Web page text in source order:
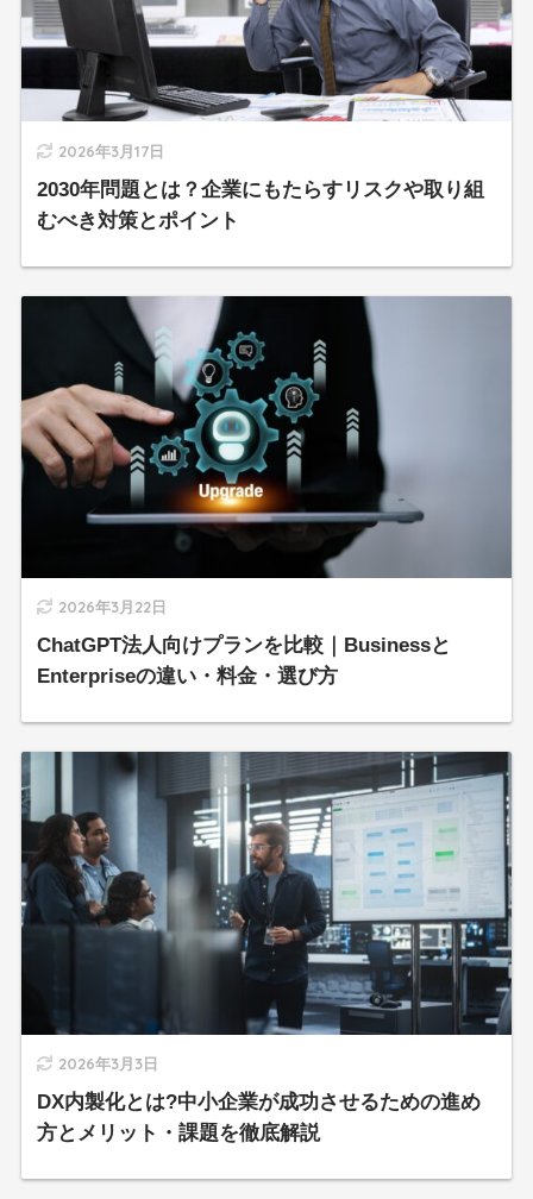
2026年3月17日
2030年問題とは？企業にもたらすリスクや取り組
むべき対策とポイント
2026年3月22日
ChatGPT法人向けプランを比較｜Businessと
Enterpriseの違い・料金・選び方
2026年3月3日
DX内製化とは?中小企業が成功させるための進め
方とメリット・課題を徹底解説